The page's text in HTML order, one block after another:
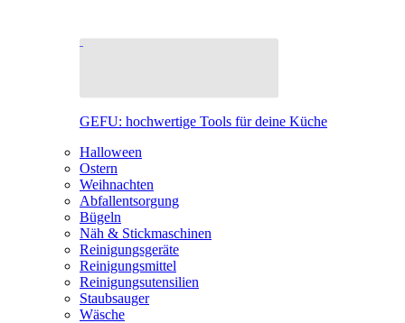
GEFU: hochwertige Tools für deine Küche
Halloween
Ostern
Weihnachten
Abfallentsorgung
Bügeln
Näh & Stickmaschinen
Reinigungsgeräte
Reinigungsmittel
Reinigungsutensilien
Staubsauger
Wäsche